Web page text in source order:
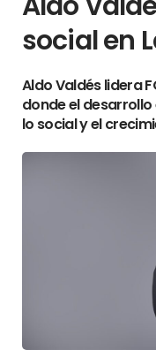
social en
Aldo Valdés lidera
donde el
lo social y el